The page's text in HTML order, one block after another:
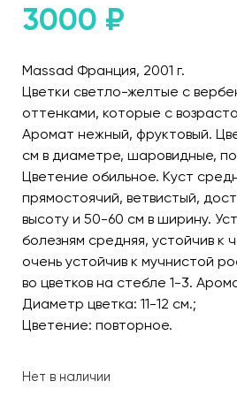
3000 ₽
Massad Франция, 2001 г.
Цветки светло-желтые с
оттенками, которые с
Аромат нежный, фруктовый.
см в диаметре, шаровидные,
Цветение обильное. Куст
прямостоячий, ветвистый,
высоту и 50-60 см в ширину.
болезням средняя, устойчив к
очень устойчив к мучнистой
во цветков на стебле 1-3.
Диаметр цветка: 11-12 см.;
Цветение: повторное.
Нет в наличии